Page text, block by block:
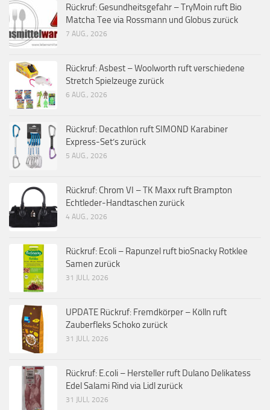
Rückruf: Gesundheitsgefahr – TryMoin ruft Bio
Matcha Tee via Rossmann und Globus zurück
7 AUG., 2026
Rückruf: Asbest – Woolworth ruft verschiedene
Stretch Spielzeuge zurück
6 AUG., 2026
Rückruf: Decathlon ruft SIMOND Karabiner
Express-Set’s zurück
5 AUG., 2026
Rückruf: Chrom VI – TK Maxx ruft Brampton
Echtleder-Handtaschen zurück
4 AUG., 2026
Rückruf: Ecoli – Rapunzel ruft bioSnacky Rotklee
Samen zurück
31 JULI, 2026
UPDATE Rückruf: Fremdkörper – Kölln ruft
Zauberfleks Schoko zurück
31 JULI, 2026
Rückruf: E.coli – Hersteller ruft Dulano Delikatess
Edel Salami Rind via Lidl zurück
31 JULI, 2026